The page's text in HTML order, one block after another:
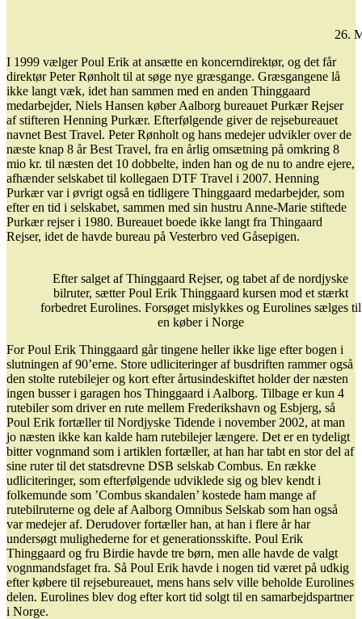
26.
I 1999 vælger Poul Erik at ansætte en koncerndirektør, og det får
direktør Peter Rønholt til at søge nye græsgange. Græsgangene lå
ikke langt væk, idet han sammen med en anden Thinggaard
medarbejder, Niels Hansen køber Aalborg bureauet Purkær Rejser
af stifteren Henning Purkær. Efterfølgende giver de rejsebureauet
navnet Best Travel. Peter Rønholt og hans medejer udvikler over de
næste knap 8 år Best Travel, fra en årlig omsætning på omkring 8
mio kr. til næsten det 10 dobbelte, inden han og de nu to andre ejere,
afhænder selskabet til kollegaen DTF Travel i 2007. Henning
Purkær var i øvrigt også en tidligere Thinggaard medarbejder, som
efter en tid i selskabet, sammen med sin hustru Anne-Marie stiftede
Purkær rejser i 1980. Bureauet boede ikke langt fra Thingaard
Rejser, idet de havde bureau på Vesterbro ved Gåsepigen.
Efter salget af Thinggaard Rejser, og tabet af de nordjyske
bilruter, sætter Poul Erik Thinggaard kursen mod et stærkt
forbedret Eurolines. Forsøget mislykkes og Eurolines sælges til
en køber i Norge
For Poul Erik Thinggaard går tingene heller ikke lige efter bogen i
slutningen af 90’erne. Store udliciteringer af busdriften rammer også
den stolte rutebilejer og kort efter årtusindeskiftet holder der næsten
ingen busser i garagen hos Thinggaard i Aalborg. Tilbage er kun 4
rutebiler som driver en rute mellem Frederikshavn og Esbjerg, så
Poul Erik fortæller til Nordjyske Tidende i november 2002, at man
jo næsten ikke kan kalde ham rutebilejer længere. Det er en tydeligt
bitter vognmand som i artiklen fortæller, at han har tabt en stor del af
sine ruter til det statsdrevne DSB selskab Combus. En række
udliciteringer, som efterfølgende udviklede sig og blev kendt i
folkemunde som ’Combus skandalen’ kostede ham mange af
rutebilruterne og dele af Aalborg Omnibus Selskab som han også
var medejer af. Derudover fortæller han, at han i flere år har
undersøgt mulighederne for et generationsskifte. Poul Erik
Thinggaard og fru Birdie havde tre børn, men alle havde de valgt
vognmandsfaget fra. Så Poul Erik havde i nogen tid været på udkig
efter købere til rejsebureauet, mens hans selv ville beholde Eurolines
delen. Eurolines blev dog efter kort tid solgt til en samarbejdspartner
i Norge.